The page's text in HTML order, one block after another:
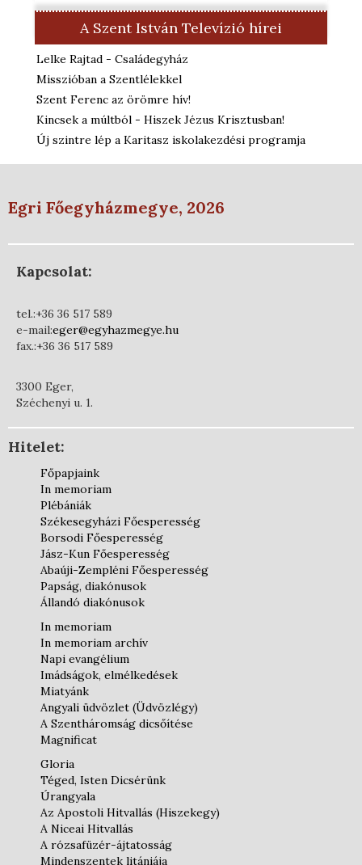
A Szent István Televízió hírei
Lelke Rajtad - Családegyház
Misszióban a Szentlélekkel
Szent Ferenc az örömre hív!
Kincsek a múltból - Hiszek Jézus Krisztusban!
Új szintre lép a Karitasz iskolakezdési programja
Egri Főegyházmegye, 2026
Kapcsolat:
tel.:+36 36 517 589
e-mail:eger@egyhazmegye.hu
fax.:+36 36 517 589
3300 Eger,
Széchenyi u. 1.
Hitelet:
Főpapjaink
In memoriam
Plébániák
Székesegyházi Főesperesség
Borsodi Főesperesség
Jász-Kun Főesperesség
Abaúji-Zempléni Főesperesség
Papság, diakónusok
Állandó diakónusok
In memoriam
In memoriam archív
Napi evangélium
Imádságok, elmélkedések
Miatyánk
Angyali üdvözlet (Üdvözlégy)
A Szentháromság dicsőítése
Magnificat
Gloria
Téged, Isten Dicsérünk
Úrangyala
Az Apostoli Hitvallás (Hiszekegy)
A Niceai Hitvallás
A rózsafüzér-ájtatosság
Mindenszentek litániája